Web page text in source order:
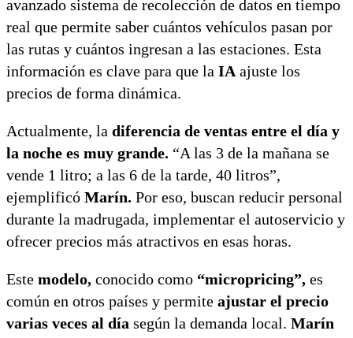
avanzado sistema de recolección de datos en tiempo
real que permite saber cuántos vehículos pasan por
las rutas y cuántos ingresan a las estaciones. Esta
información es clave para que la IA ajuste los
precios de forma dinámica.
Actualmente, la diferencia de ventas entre el día y
la noche es muy grande. “A las 3 de la mañana se
vende 1 litro; a las 6 de la tarde, 40 litros”,
ejemplificó Marín. Por eso, buscan reducir personal
durante la madrugada, implementar el autoservicio y
ofrecer precios más atractivos en esas horas.
Este modelo, conocido como “micropricing”, es
común en otros países y permite ajustar el precio
varias veces al día según la demanda local. Marín